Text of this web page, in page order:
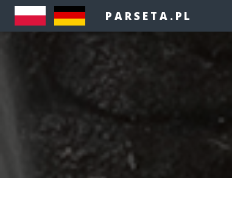
PARSETA.PL